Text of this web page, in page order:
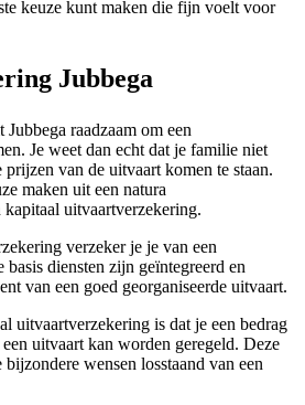
keuze kunt maken die fijn voelt voor
Jubbega
raadzaam om een
Je weet dan echt dat je familie niet
van de uitvaart komen te staan.
maken uit een natura
uitvaartverzekering.
verzeker je je van een
diensten zijn geïntegreerd en
van een goed georganiseerde uitvaart.
uitvaartverzekering is dat je een bedrag
uitvaart kan worden geregeld. Deze
wensen losstaand van een